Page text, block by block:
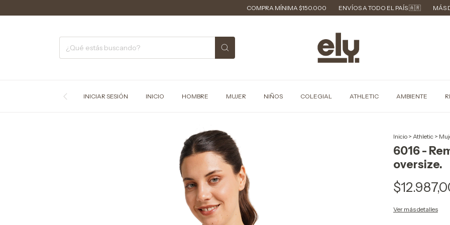
COMPRA MÍNIMA $150.000 ENVÍOS A TODO EL PAÍS 🇦🇷 MÁS DE 40
INICIAR SESIÓN INICIO HOMBRE MUJER NIÑOS COLEGIAL ATHLETIC AMBIENTE
Inicio > Athletic >
6016 -
oversize.
Ver más detalles